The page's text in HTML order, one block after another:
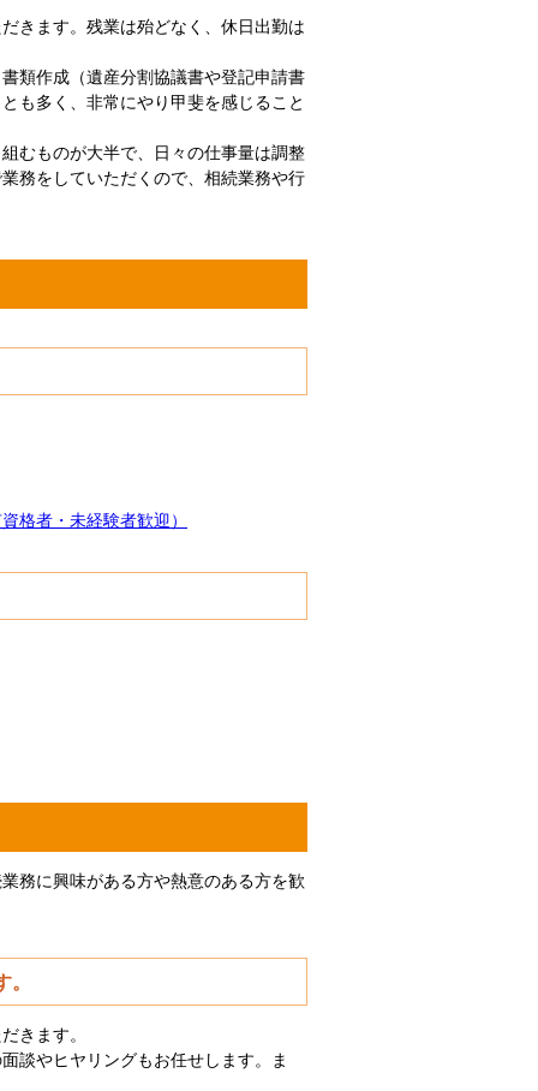
きます。残業は殆どなく、休日出勤は
類作成（遺産分割協議書や登記申請書
も多く、非常にやり甲斐を感じること
むものが大半で、日々の仕事量は調整
務をしていただくので、相続業務や行
格者・未経験者歓迎）
務に興味がある方や熱意のある方を歓
きます。
談やヒヤリングもお任せします。ま